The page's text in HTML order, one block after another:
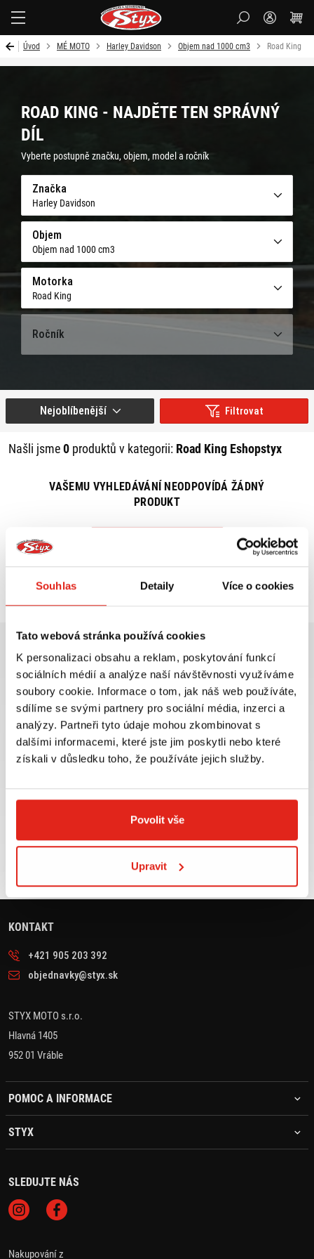
Souhlas Detaily Více o cookies
Tato webová stránka používá cookies
K personalizaci obsahu a reklam, poskytování funkcí
sociálních médií a analýze naší návštěvnosti využíváme
soubory cookie. Informace o tom, jak náš web používáte,
sdílíme se svými partnery pro sociální média, inzerci a
analýzy. Partneři tyto údaje mohou zkombinovat s
dalšími informacemi, které jste jim poskytli nebo které
získali v důsledku toho, že používáte jejich služby.
Povolit vše
Upravit
Úvod MÉ MOTO Harley Davidson Objem nad 1000 cm3 Road King
ROAD KING - NAJDĚTE TEN SPRÁVNÝ
DÍL
Vyberte postupně značku, objem, model a ročník
Značka
Harley Davidson
Objem
Objem nad 1000 cm3
Motorka
Road King
Ročník
Filtrovat
Našli jsme0 produktů v kategorii: Road King Eshopstyx
Nejoblíbenější
VAŠEMU VYHLEDÁVÁNÍ NEODPOVÍDÁ ŽÁDNÝ
PRODUKT
Největší výběr moto
příslušenství ihned k
odběru
VÍCE INFO
Doprava ZDARMA pro
objednávky nad 2499 kč v
rámci ČR
VÍCE INFO
expedujeme do 24 hod.
do 30 dnů
KONTAKT
+421 905 203 392
objednavky@styx.sk
STYX MOTO s.r.o.
Hlavná 1405
952 01 Vráble
POMOC A INFORMACE
STYX
SLEDUJTE NÁS
Nakupování z